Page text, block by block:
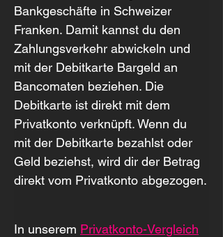
Bankgeschäfte in Schweizer
Franken. Damit kannst du den
Zahlungsverkehr abwickeln und
mit der Debitkarte Bargeld an
Bancomaten beziehen. Die
Debitkarte ist direkt mit dem
Privatkonto verknüpft. Wenn du
mit der Debitkarte bezahlst oder
Geld beziehst, wird dir der Betrag
direkt vom Privatkonto abgezogen.
In unserem Privatkonto-Vergleich